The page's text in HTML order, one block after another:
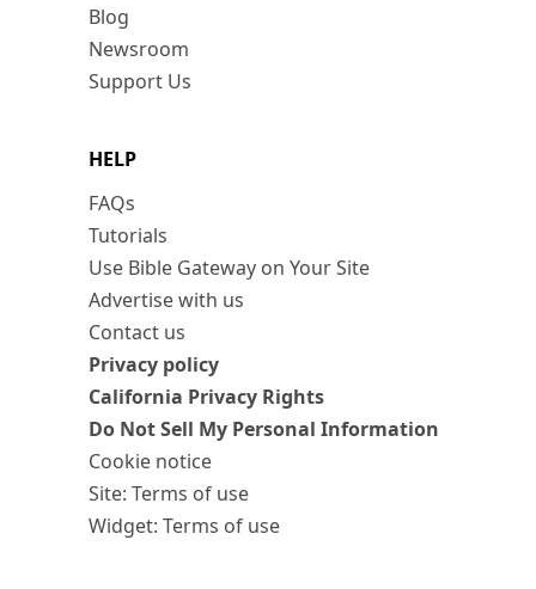
Blog
Newsroom
Support Us
HELP
FAQs
Tutorials
Use Bible Gateway on Your Site
Advertise with us
Contact us
Privacy policy
California Privacy Rights
Do Not Sell My Personal Information
Cookie notice
Site: Terms of use
Widget: Terms of use